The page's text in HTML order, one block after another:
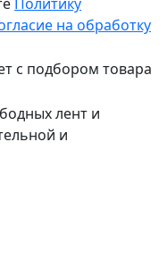
на обработку
лент и
и